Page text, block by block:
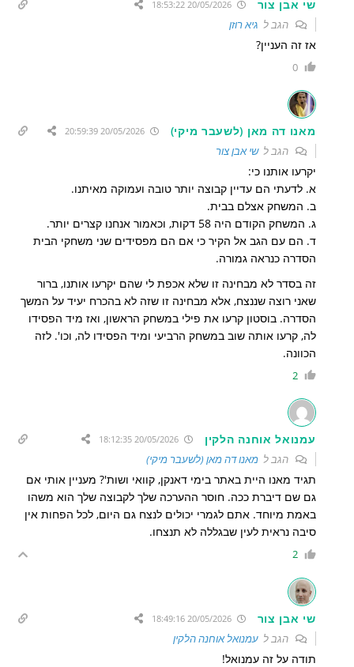
שי אבן צור 20/05/2026 18:53:22
הגב ל גיא רוזן
אז זה העניין?
0
מאנו דה מאן (לשעבר מיקי) 20/05/2026 20:59:39
הגב לשי אבן צור
יקרעו אותנו כי:
א. לדעתי הם עדיין קבוצה יותר טובה ועמוקה מאיתנו.
ב. המשחק אצלם בבית.
ג. המשחק הקודם היה 58 דקות, וכאמור אנחנו קצרים יותר.
ד. הם עם הגב אל הקיר כי אם הם מפסידים שני משחקי הבית
הסדרה כנראה גמורה.
זה בסדר לא מבחינה זו שלא אכפת לי שהם יקרעו אותנו, ברור
שאני רוצה שננצח, אלא מבחינה זו שזה לא בהכרח יעיד על המשך
הסדרה. בוסטון קרעו את פילי במשחק הראשון, ואז מיד הפסידו
לה, קרעו אותה שוב במשחק הרביעי ומיד הפסידו לה, וכו'. לזה
הכוונה.
2
עמנואל אוחנה הלקין 20/05/2026 18:12:35
הגב למאנו דה מאן (לשעבר מיקי)
תגיד מאנו היית באתר בימי דאנקן, קוואי ושות'? מעניין אותי אם
גם שם דיברת ככה. חוסר ההערכה שלך לקבוצה שלך הוא משהו
באמת מיוחד. אתם לגמרי יכולים לנצח גם היום, לכל הפחות אין
סיבה נראית לעין שבגללה לא תנצחו.
2
שי אבן צור 20/05/2026 18:49:16
הגב לעמנואל אוחנה הלקין
תודה על זה עמנואל!